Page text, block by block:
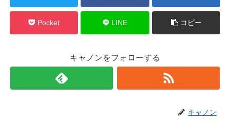
Pocket LINE コピー
キャノンをフォローする
キャノン